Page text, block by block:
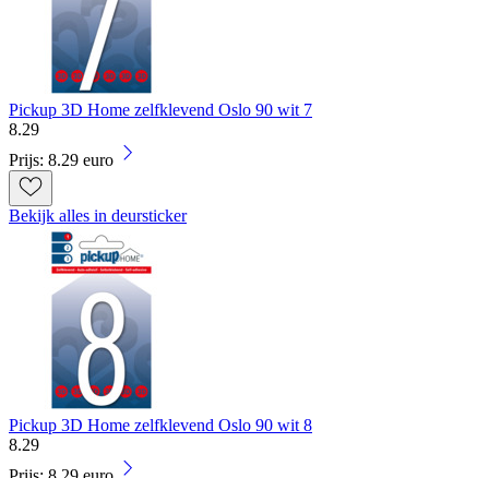
Pickup 3D Home zelfklevend Oslo 90 wit 7
8.29
Prijs: 8.29 euro
Bekijk alles in deursticker
Pickup 3D Home zelfklevend Oslo 90 wit 8
8.29